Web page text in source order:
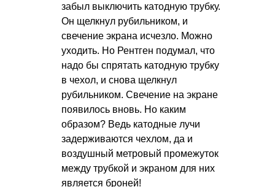
забыл выключить катодную трубку.
Он щелкнул рубильником, и
свечение экрана исчезло. Можно
уходить. Но Рентген подумал, что
надо бы спрятать катодную трубку
в чехол, и снова щелкнул
рубильником. Свечение на экране
появилось вновь. Но каким
образом? Ведь катодные лучи
задерживаются чехлом, да и
воздушный метровый промежуток
между трубкой и экраном для них
является броней!